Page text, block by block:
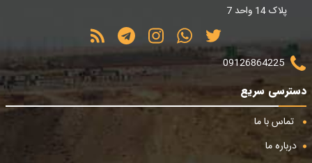
پلاک 14 واحد 7
09126864225
دسترسی سریع
تماس با ما
درباره ما